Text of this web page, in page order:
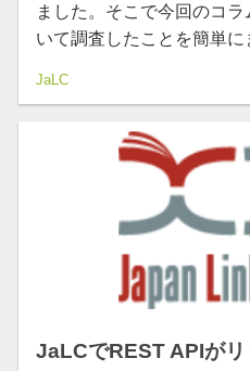
ました。そこで今回のコ
いて調査したことを簡単に
JaLC
JaLCでREST APIがリ